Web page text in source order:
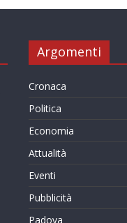
Argomenti
Cronaca
Politica
Economia
Attualità
Eventi
Pubblicità
Padova